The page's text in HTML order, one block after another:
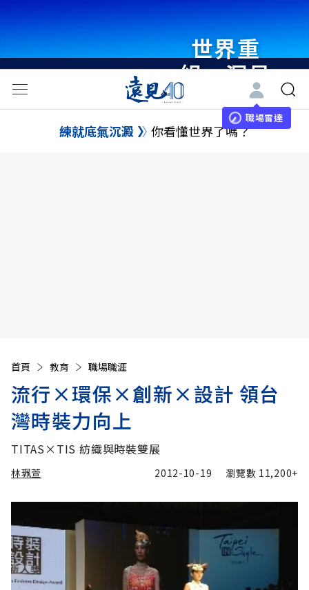
世界重
組・洞見
未來 與
世界領袖
職場雷達
練就底氣沉澱 你看懂世界了嗎？
首頁 教育 職場職涯
流行×環保×創新×設計 領台
灣時裝力向上
TITAS×TIS 紡織與時裝雙展
林珮萱 2012-10-19 瀏覽數 11,200+